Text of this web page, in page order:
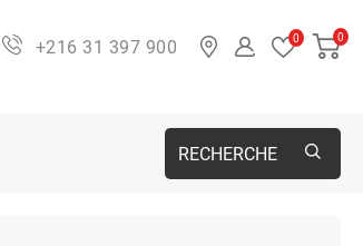
+216 31 397 900 0 0
RECHERCHE